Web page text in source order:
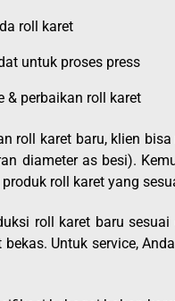
roll karet
untuk proses press
& perbaikan roll karet
roll karet baru, klien
diameter as besi).
roll karet yang
roll karet baru
bekas. Untuk service,